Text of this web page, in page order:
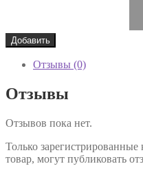
Добавить
Отзывы (0)
Отзывы
Отзывов пока нет.
Только
товар, могут публиковать